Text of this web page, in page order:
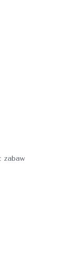
zabaw